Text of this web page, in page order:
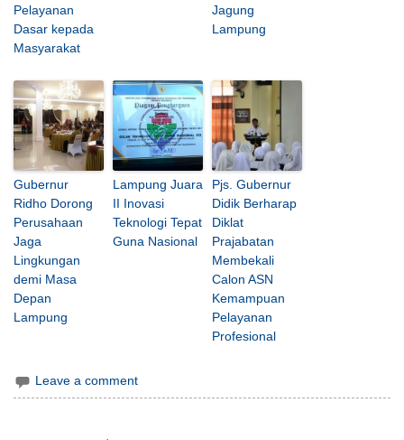
Pelayanan
Dasar kepada
Masyarakat
Jagung
Lampung
Gubernur
Ridho Dorong
Perusahaan
Jaga
Lingkungan
demi Masa
Depan
Lampung
Lampung Juara
II Inovasi
Teknologi Tepat
Guna Nasional
Pjs. Gubernur
Didik Berharap
Diklat
Prajabatan
Membekali
Calon ASN
Kemampuan
Pelayanan
Profesional
Leave a comment